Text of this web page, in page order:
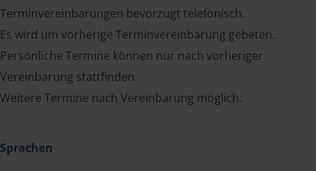
Terminvereinbarungen bevorzugt telefonisch.
Es wird um vorherige Terminvereinbarung gebeten.
Persönliche Termine können nur nach vorheriger
Vereinbarung stattfinden.
Weitere Termine nach Vereinbarung möglich.
Sprachen